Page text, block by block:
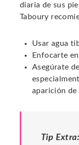
diaria de sus
Taboury
Usar agua
Enfocarte
Asegúrate
aparición de
Tip Extra: